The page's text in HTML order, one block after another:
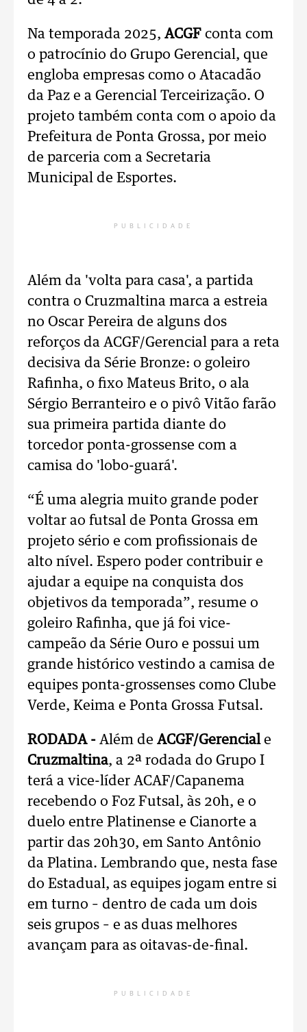
Na temporada 2025, ACGF conta com
o patrocínio do Grupo Gerencial, que
engloba empresas como o Atacadão
da Paz e a Gerencial Terceirização. O
projeto também conta com o apoio da
Prefeitura de Ponta Grossa, por meio
de parceria com a Secretaria
Municipal de Esportes.
PUBLICIDADE
Além da 'volta para casa', a partida
contra o Cruzmaltina marca a estreia
no Oscar Pereira de alguns dos
reforços da ACGF/Gerencial para a reta
decisiva da Série Bronze: o goleiro
Rafinha, o fixo Mateus Brito, o ala
Sérgio Berranteiro e o pivô Vitão farão
sua primeira partida diante do
torcedor ponta-grossense com a
camisa do 'lobo-guará'.
“É uma alegria muito grande poder
voltar ao futsal de Ponta Grossa em
projeto sério e com profissionais de
alto nível. Espero poder contribuir e
ajudar a equipe na conquista dos
objetivos da temporada”, resume o
goleiro Rafinha, que já foi vice-
campeão da Série Ouro e possui um
grande histórico vestindo a camisa de
equipes ponta-grossenses como Clube
Verde, Keima e Ponta Grossa Futsal.
RODADA - Além de ACGF/Gerenciale
Cruzmaltina, a 2ª rodada do Grupo I
terá a vice-líder ACAF/Capanema
recebendo o Foz Futsal, às 20h, e o
duelo entre Platinense e Cianorte a
partir das 20h30, em Santo Antônio
da Platina. Lembrando que, nesta fase
do Estadual, as equipes jogam entre si
em turno – dentro de cada um dois
seis grupos – e as duas melhores
avançam para as oitavas-de-final.
PUBLICIDADE